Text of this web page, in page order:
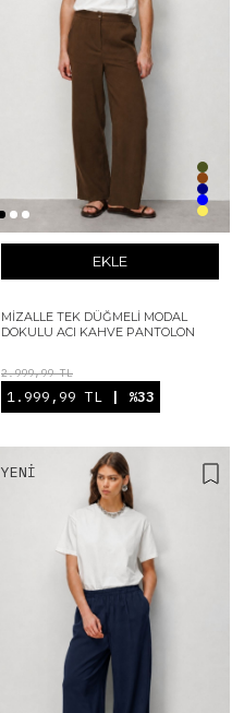
EKLE
MIZALLE TEK DÜĞMELI MODAL
DOKULU ACI KAHVE PANTOLON
2.999,99 TL
1.999,99 TL | %33
YENI